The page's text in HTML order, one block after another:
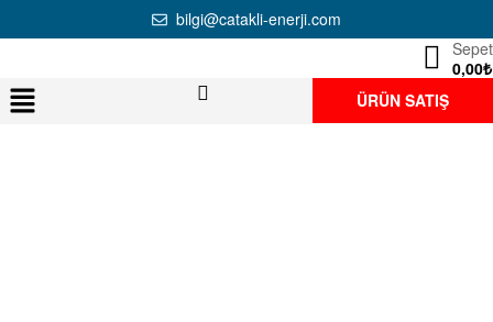
bilgi@catakli-enerji.com
Sepet
0,00₺
ÜRÜN SATIŞ